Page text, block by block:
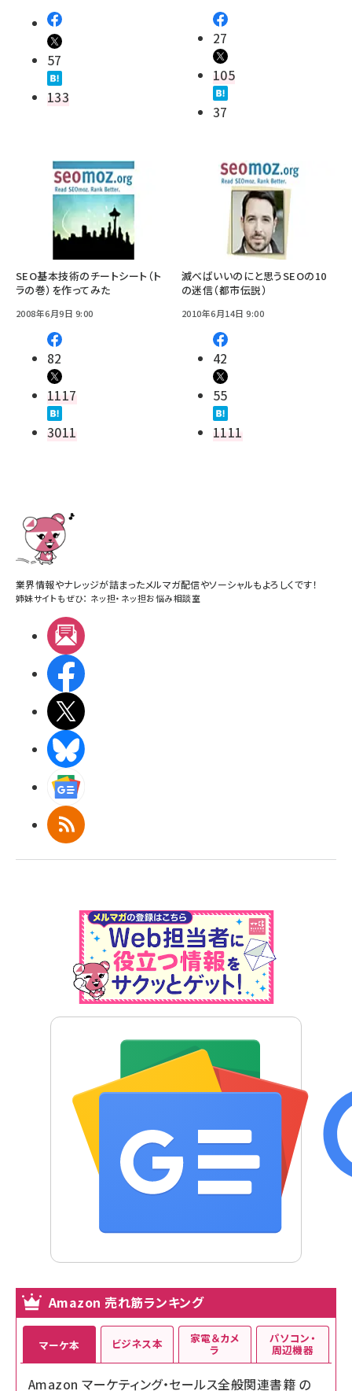
57
133
27
105
37
SEO基本技術のチートシート（ト
ラの巻）を作ってみた
2008年6月9日 9:00
82
1117
3011
滅べばいいのにと思うSEOの10
の迷信（都市伝説）
2010年6月14日 9:00
42
55
1111
業界情報やナレッジが詰まったメルマガ配信やソーシャルもよろしくです！
姉妹サイトもぜひ： ネッ担・ ネッ担お悩み相談室
RSS
Amazon 売れ筋ランキング
マーケ本
Amazon マーケティング・セールス全般関連書籍 の
ビジネス本 家電＆カメ
ラ
パソコン・
周辺機器